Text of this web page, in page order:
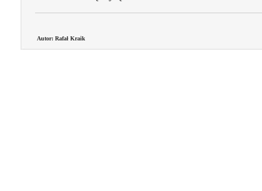
Autor: Rafał Kraik